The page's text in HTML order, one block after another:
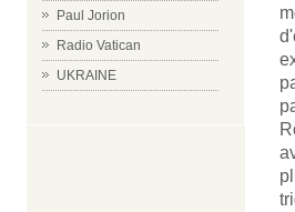
Paul Jorion
Radio Vatican
UKRAINE